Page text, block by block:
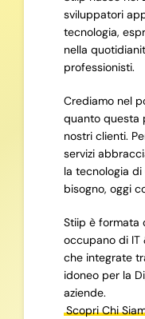
sviluppatori
tecnologia,
nella
professionisti.
Crediamo nel
quanto questa
nostri clienti.
servizi
la tecnologia di
bisogno, oggi
Stiip è formata
occupano di IT
che integrate
idoneo per la
aziende.
Scopri Chi